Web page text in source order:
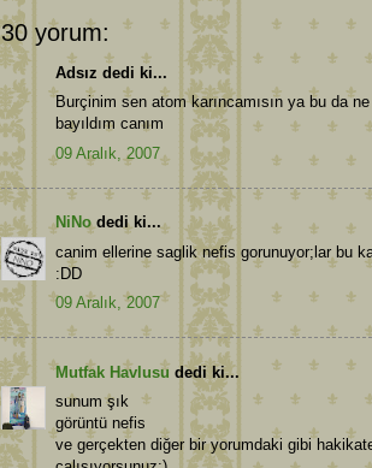
30 yorum:
Adsız dedi ki...
Burçinim sen atom karıncamısın ya bu da
bayıldım canım
09 Aralık, 2007
NiNodedi ki...
canim ellerine saglik nefis gorunuyor;lar bu
:DD
09 Aralık, 2007
Mutfak Havlusu dedi ki...
sunum şık
görüntü nefis
ve gerçekten diğer bir yorumdaki gibi